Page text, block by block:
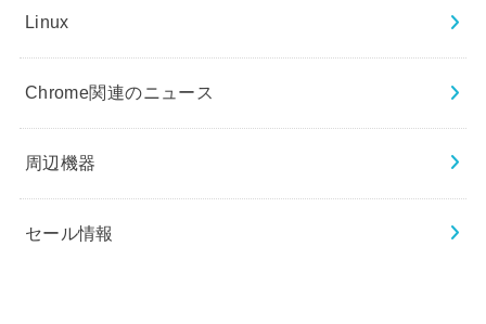
Linux
Chrome関連のニュース
周辺機器
セール情報